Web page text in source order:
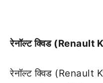
रेनॉल्ट क्विड (Renault
रेनॉल्ट क्विड (Renault